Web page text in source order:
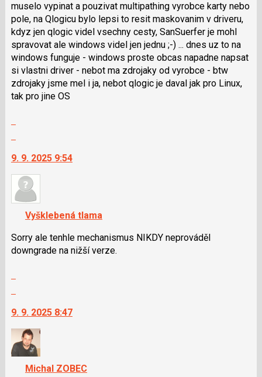
muselo vypinat a pouzivat multipathing vyrobce karty nebo
pole, na Qlogicu bylo lepsi to resit maskovanim v driveru,
kdyz jen qlogic videl vsechny cesty, SanSuerfer je mohl
spravovat ale windows videl jen jednu ;-) ... dnes uz to na
windows funguje - windows proste obcas napadne napsat
si vlastni driver - nebot ma zdrojaky od vyrobce - btw
zdrojaky jsme mel i ja, nebot qlogic je daval jak pro Linux,
tak pro jine OS
další
nový
názor.
navigaci
lze
použít
i
a
P
pro
předchozí
nový
9. 9. 2025 9:54
Vyšklebená tlama
Sorry ale tenhle mechanismus NIKDY neprováděl
downgrade na nižší verze.
další
nový
názor.
K
navigaci
9. 9. 2025 8:47
Michal ZOBEC